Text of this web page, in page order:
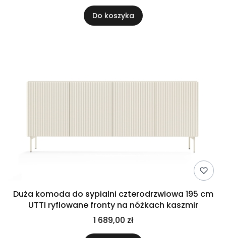
Do koszyka
Duża komoda do sypialni czterodrzwiowa 195 cm
UTTI ryflowane fronty na nóżkach kaszmir
1 689,00 zł